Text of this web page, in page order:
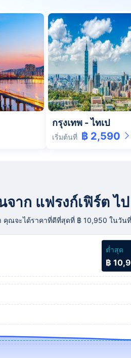
กรุงเทพ -ไทเป
เริ่มต้นที่ ฿ 2,590
าก แฟรงก์เฟิร์ต ไ
คุณจะได้ราคาที่ดีที่สุดที่ ฿ 10,950 ในวัน
ต่ำสุด
฿